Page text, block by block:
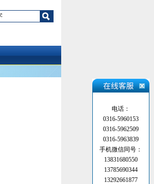
电话：
0316-5960153
0316-5962509
0316-5963839
手机微信同号：
13831680550
13785690344
13292661877